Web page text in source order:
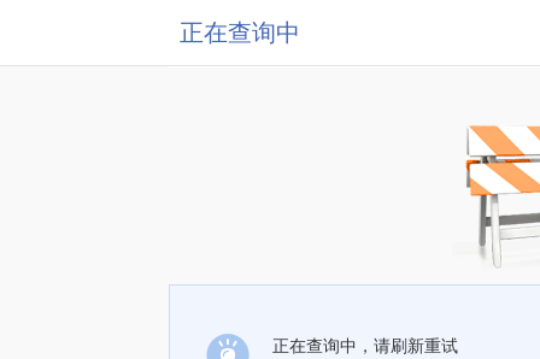
正在查询中
正在查询中，请刷新重试